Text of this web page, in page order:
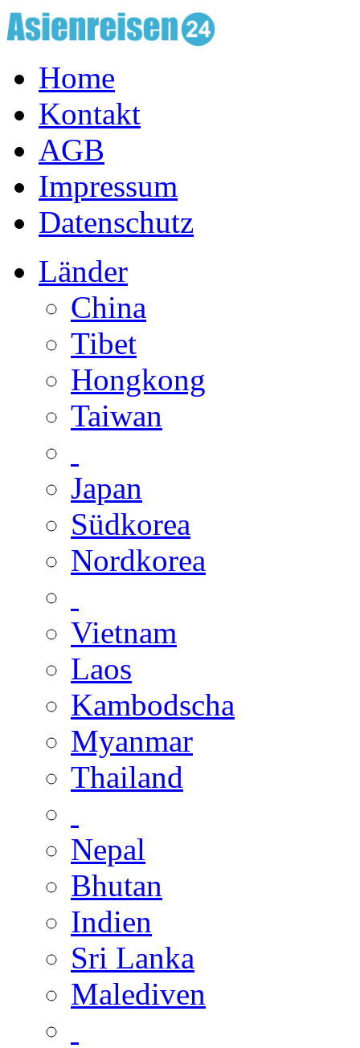
Home
Kontakt
AGB
Impressum
Datenschutz
Länder
China
Tibet
Hongkong
Taiwan
Japan
Südkorea
Nordkorea
Vietnam
Laos
Kambodscha
Myanmar
Thailand
Nepal
Bhutan
Indien
Sri Lanka
Malediven